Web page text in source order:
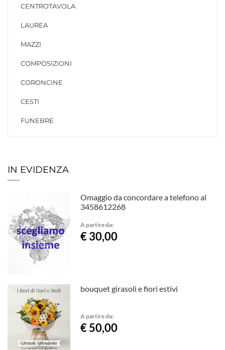
CENTROTAVOLA
LAUREA
MAZZI
COMPOSIZIONI
CORONCINE
CESTI
FUNEBRE
IN EVIDENZA
Omaggio da concordare a telefono al
3458612268
A partire da:
€ 30,00
bouquet girasoli e fiori estivi
A partire da:
€ 50,00